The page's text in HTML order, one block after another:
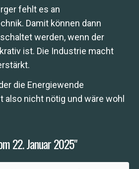
fehlt es an
Damit können dann
werden, wenn der
ist. Die Industrie macht
die Energiewende
also nicht nötig und wäre wohl
22. Januar 2025"